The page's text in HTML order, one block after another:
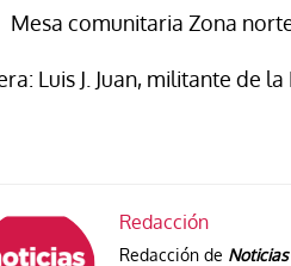
Mesa comunitaria Zona
Luis J. Juan, militante de la
Redacción
Redacción de